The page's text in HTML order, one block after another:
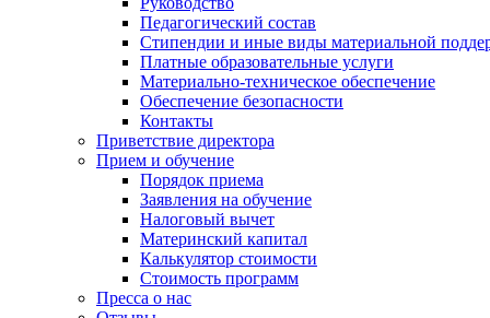
Педагогический состав
Стипендии и иные виды материальной
Платные образовательные услуги
Материально-техническое обеспечение
Обеспечение безопасности
Контакты
Приветствие директора
Прием и обучение
Порядок приема
Заявления на обучение
Налоговый вычет
Материнский капитал
Калькулятор стоимости
Стоимость программ
Пресса о нас